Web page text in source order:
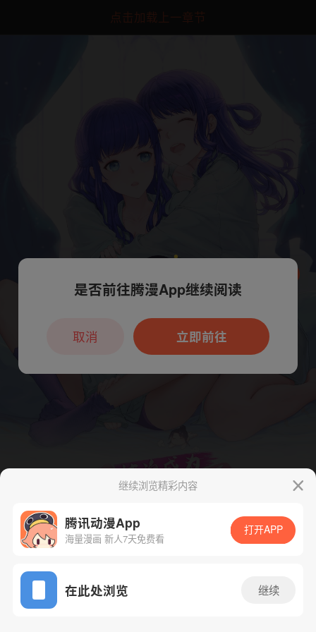
点击加载上一章节
App免费看
下一话
继续浏览精彩内容
腾讯动漫App
海量漫画 新人7天免费看
打开APP
在此处浏览 继续
本章节仅支持App阅读，可打开App新用
户7天免费看
是否前往腾漫App继续阅读
立即前往
取消